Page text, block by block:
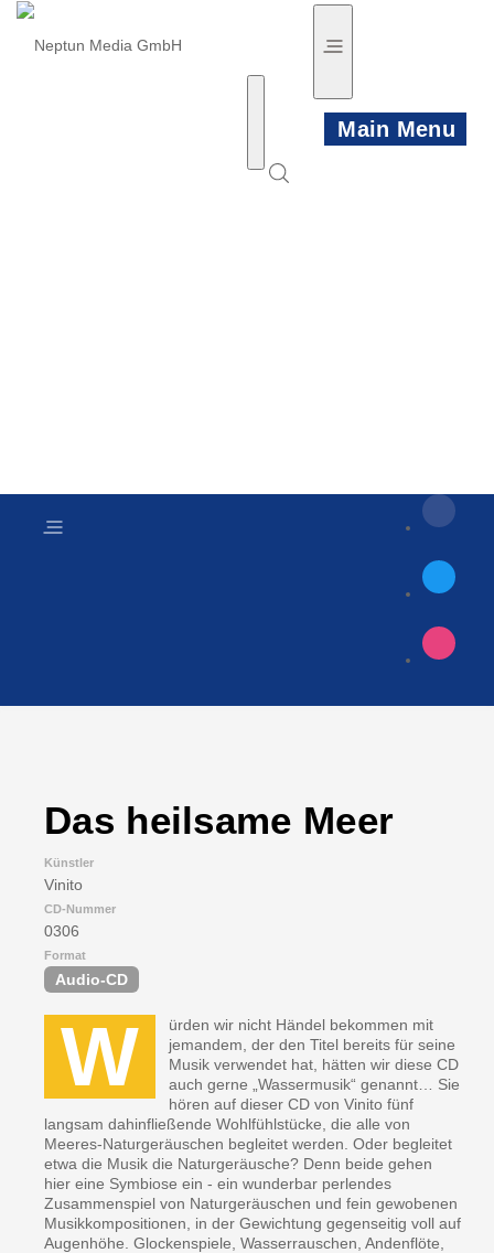
Main Menu
Das heilsame Meer
Künstler
Vinito
CD-Nummer
0306
Format
Audio-CD
W
ürden wir nicht Händel bekommen mit
jemandem, der den Titel bereits für seine
Musik verwendet hat, hätten wir diese CD
auch gerne „Wassermusik“ genannt… Sie
hören auf dieser CD von Vinito fünf
langsam dahinfließende Wohlfühlstücke, die alle von
Meeres-Naturgeräuschen begleitet werden. Oder begleitet
etwa die Musik die Naturgeräusche? Denn beide gehen
hier eine Symbiose ein - ein wunderbar perlendes
Zusammenspiel von Naturgeräuschen und fein gewobenen
Musikkompositionen, in der Gewichtung gegenseitig voll auf
Augenhöhe. Glockenspiele, Wasserrauschen, Andenflöte,